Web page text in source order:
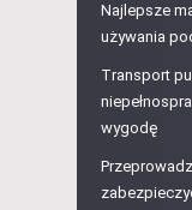
Najlepsze
używania
Transport
wygodę